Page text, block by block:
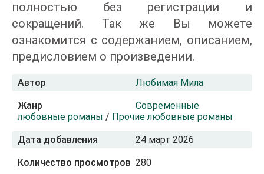
полностью без регистрации и
сокращений. Так же Вы можете
ознакомится с содержанием, описанием,
предисловием о произведении.
Автор Любимая Мила
Жанр
Современные
любовные романы / Прочие любовные романы
Дата добавления 24 март 2026
Количество просмотров 280